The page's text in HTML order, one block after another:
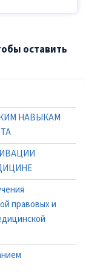
оставить
НАВЫКАМ
правовых и